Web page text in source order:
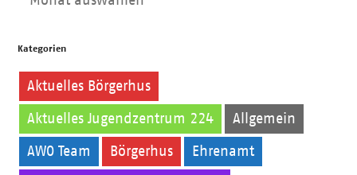
Kategorien
Aktuelles Börgerhus
Aktuelles Jugendzentrum 224 Allgemein
AWO Team Börgerhus Ehrenamt